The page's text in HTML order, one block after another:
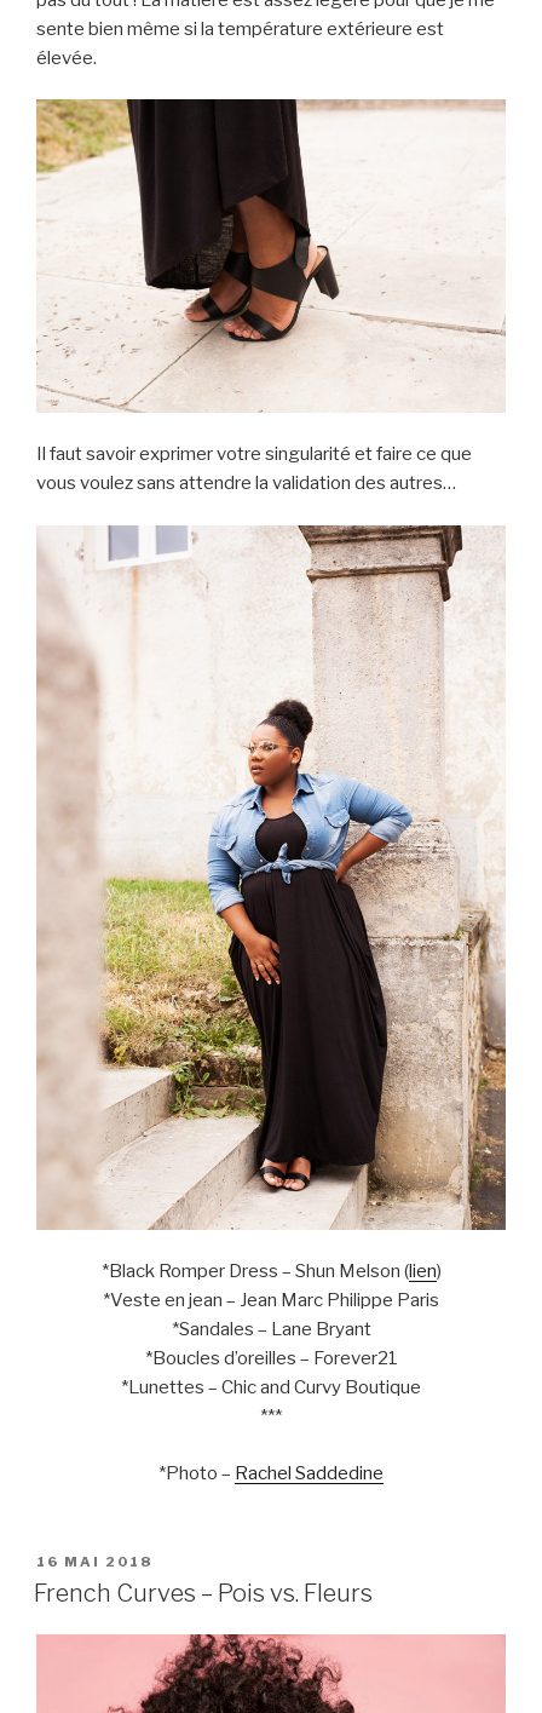
sente bien même si la température extérieure est
élevée.
Il faut savoir exprimer votre singularité et faire ce que
vous voulez sans attendre la validation des autres…
*Black Romper Dress – Shun Melson (lien)
*Veste en jean – Jean Marc Philippe Paris
*Sandales – Lane Bryant
*Boucles d’oreilles – Forever21
*Lunettes – Chic and Curvy Boutique
***
*Photo – Rachel Saddedine
PUBLIÉ
LE
16 MAI 2018
French Curves – Pois vs. Fleurs